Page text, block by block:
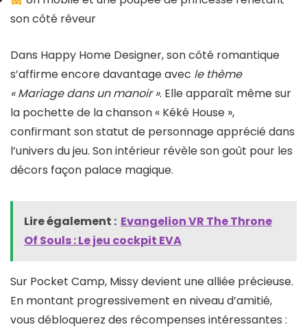
son côté rêveur
Dans Happy Home Designer, son côté romantique
s’affirme encore davantage avec le thème
« Mariage dans un manoir ». Elle apparaît même sur
la pochette de la chanson « Kéké House »,
confirmant son statut de personnage apprécié dans
l’univers du jeu. Son intérieur révèle son goût pour les
décors façon palace magique.
Lire également : Evangelion VR The Throne
Of Souls : Le jeu cockpit EVA
Sur Pocket Camp, Missy devient une alliée précieuse.
En montant progressivement en niveau d’amitié,
vous débloquerez des récompenses intéressantes :